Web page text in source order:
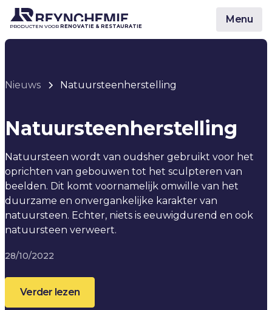
PRODUCTEN VOOR RENOVATIE & RESTAURATIE
Menu
Nieuws Natuursteenherstelling
Natuursteenherstelling
Natuursteen wordt van oudsher gebruikt voor het
oprichten van gebouwen tot het sculpteren van
beelden. Dit komt voornamelijk omwille van het
duurzame en onvergankelijke karakter van
natuursteen. Echter, niets is eeuwigdurend en ook
natuursteen verweert.
28/10/2022
Verder lezen